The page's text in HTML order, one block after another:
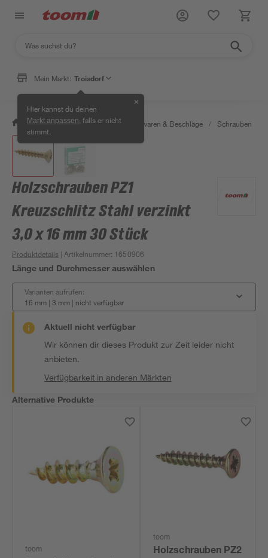
Mein Markt: Troisdorf
Hier kannst du deinen
Markt anpassen , falls er nicht
stimmt.
✕
/ Werkstatt & Maschinen / Eisenwaren & Beschläge / Schrauben
Holzschrauben PZ1
Kreuzschlitz Stahl verzinkt
3,0 x 16 mm 30 Stück
Produktdetails | Artikelnummer: 1650906
Länge und Durchmesser auswählen
Varianten aufrufen:
16 mm | 3 mm | nicht verfügbar
Aktuell nicht verfügbar
Wir können dir dieses Produkt zur Zeit leider nicht
anbieten.
Verfügbarkeit in anderen Märkten
Alternative Produkte
toom
toom
Holzschrauben PZ2